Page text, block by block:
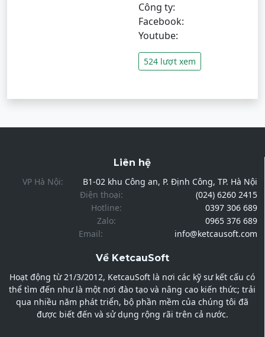
Công ty:
Facebook:
Youtube:
524 lượt xem
Liên hệ
VP Hà Nội:
B1-02 khu Công an, P. Định Công, TP. Hà Nội
Điện thoại:
(024) 6260 2415
Hotline:
0397 306 689
Zalo:
0965 376 689
Email:
info@ketcausoft.com
Về KetcauSoft
Hoạt động từ 21/3/2012, KetcauSoft là nơi các kỹ sư kết cấu có
thể tìm đến như là một nơi đào tạo và nâng cao kiến thức; trải
qua nhiều năm phát triển, bộ phần mềm của chúng tôi đã
được biết đến và sử dụng rộng rãi trên cả nước.